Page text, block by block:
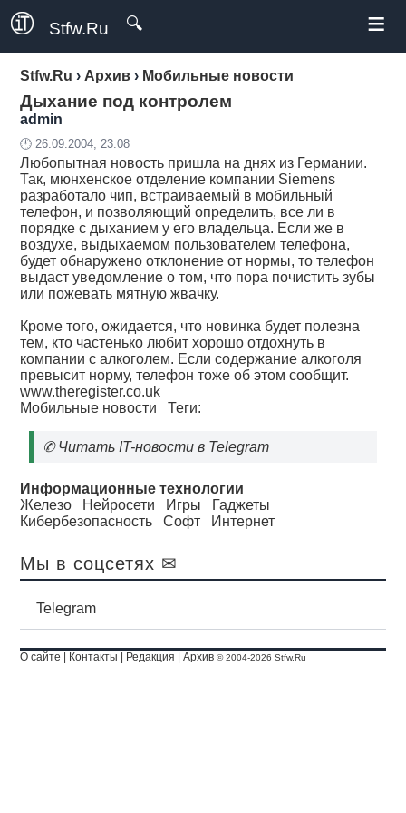
Stfw.Ru 🔍 ≡
Stfw.Ru › Архив › Мобильные новости
Дыхание под контролем
admin
🕛 26.09.2004, 23:08
Любопытная новость пришла на днях из Германии.
Так, мюнхенское отделение компании Siemens
разработало чип, встраиваемый в мобильный
телефон, и позволяющий определить, все ли в
порядке с дыханием у его владельца. Если же в
воздухе, выдыхаемом пользователем телефона,
будет обнаружено отклонение от нормы, то телефон
выдаст уведомление о том, что пора почистить зубы
или пожевать мятную жвачку.
Кроме того, ожидается, что новинка будет полезна
тем, кто частенько любит хорошо отдохнуть в
компании с алкоголем. Если содержание алкоголя
превысит норму, телефон тоже об этом сообщит.
www.theregister.co.uk
Мобильные новости Теги:
✆Читать IT-новости в Telegram
Информационные технологии
Железо
Нейросети Игры
Гаджеты
Кибербезопасность
Софт Интернет
Мы в соцсетях ✉
Telegram
О сайте Контакты Редакция |Архив © 2004-2026 Stfw.Ru